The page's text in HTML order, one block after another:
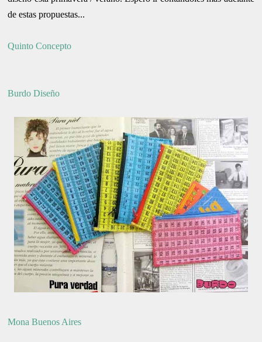
de estas propuestas...
Quinto Concepto
Burdo Diseño
Mona Buenos Aires